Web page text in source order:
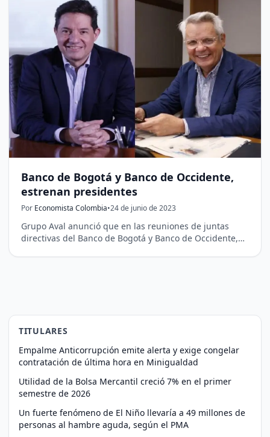
Banco de Bogotá y Banco de Occidente,
estrenan presidentes
Por Economista Colombia•24 de junio de 2023
Grupo Aval anunció que en las reuniones de juntas
directivas del Banco de Bogotá y Banco de Occidente,…
TITULARES
Empalme Anticorrupción emite alerta y exige congelar
contratación de última hora en Minigualdad
Utilidad de la Bolsa Mercantil creció 7% en el primer
semestre de 2026
Un fuerte fenómeno de El Niño llevaría a 49 millones de
personas al hambre aguda, según el PMA